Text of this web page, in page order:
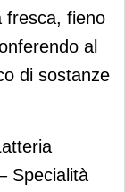
fresca, fieno
al
di sostanze
Specialità